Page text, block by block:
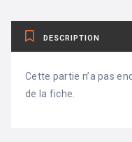
DESCRIPTION
Cette partie n’a pas
de la fiche.